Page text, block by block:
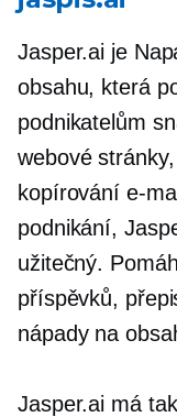
Jasper.ai je
obsahu, která
podnikatelům
webové
kopírování e-
podnikání,
užitečný.
příspěvků,
nápady na
Jasper.ai má